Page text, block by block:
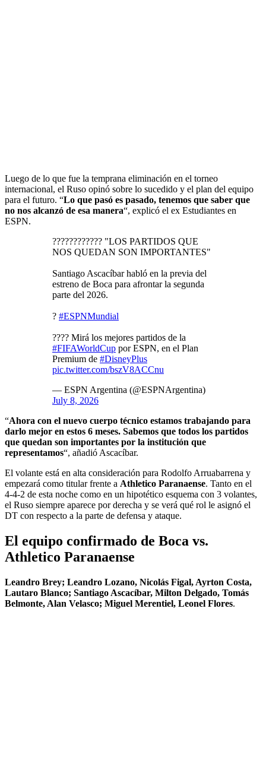
Luego de lo que fue la temprana eliminación en el torneo
internacional, el Ruso opinó sobre lo sucedido y el plan del equipo
para el futuro. “Lo que pasó es pasado, tenemos que saber que
no nos alcanzó de esa manera“, explicó el ex Estudiantes en
ESPN.
???????????? "LOS PARTIDOS QUE
NOS QUEDAN SON IMPORTANTES"
Santiago Ascacíbar habló en la previa del
estreno de Boca para afrontar la segunda
parte del 2026.
? #ESPNMundial
???? Mirá los mejores partidos de la
#FIFAWorldCup por ESPN, en el Plan
Premium de #DisneyPlus
pic.twitter.com/bszV8ACCnu
— ESPN Argentina (@ESPNArgentina)
July 8, 2026
“Ahora con el nuevo cuerpo técnico estamos trabajando para
darlo mejor en estos 6 meses. Sabemos que todos los partidos
que quedan son importantes por la institución que
representamos“, añadió Ascacíbar.
El volante está en alta consideración para Rodolfo Arruabarrena y
empezará como titular frente a Athletico Paranaense. Tanto en el
4-4-2 de esta noche como en un hipotético esquema con 3 volantes,
el Ruso siempre aparece por derecha y se verá qué rol le asignó el
DT con respecto a la parte de defensa y ataque.
El equipo confirmado de Boca vs.
Athletico Paranaense
Leandro Brey; Leandro Lozano, Nicolás Figal, Ayrton Costa,
Lautaro Blanco; Santiago Ascacíbar, Milton Delgado, Tomás
Belmonte, Alan Velasco; Miguel Merentiel, Leonel Flores.